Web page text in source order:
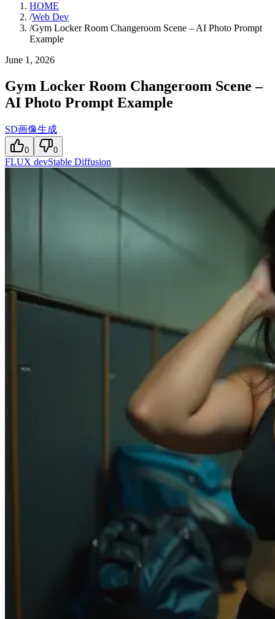
HOME
/Web Dev
/Gym Locker Room Changeroom Scene – AI Photo Prompt
Example
June 1, 2026
Gym Locker Room Changeroom Scene –
AI Photo Prompt Example
SD画像生成
0 0
FLUX devStable Diffusion